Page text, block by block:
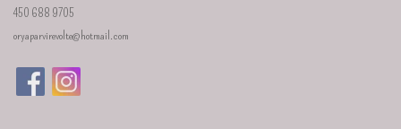
450 688 9705
oryaparvirevolte@hotmail.com